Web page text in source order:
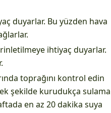
duyarlar. Bu yüzden hava
ihtiyaç duyarlar.
toprağını kontrol edin
şekilde kurudukça sulama
en az 20 dakika suya